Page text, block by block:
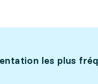
les plus